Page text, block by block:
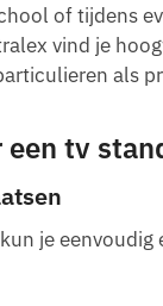
of tijdens
vind je
als
tv
je